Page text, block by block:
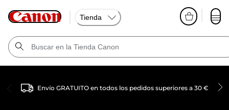
Tienda
Envío GRATUITO en todos los pedidos superiores a 30 €